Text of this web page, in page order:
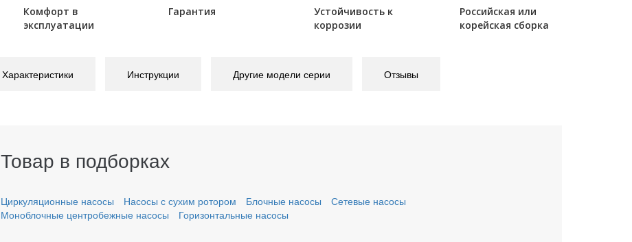
Комфорт в
эксплуатации
Гарантия
Устойчивость к
коррозии
Российская или
корейская сборка
Характеристики Инструкции Другие модели серии Отзывы
Товар в подборках
Циркуляционные насосы Насосы с сухим ротором Блочные насосы
Сетевые насосы
Моноблочные центробежные насосы
Горизонтальные насосы